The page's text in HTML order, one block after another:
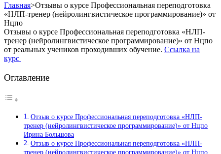
Главная>Отзывы о курсе Профессиональная переподготовка
«НЛП-тренер (нейролингвистическое программирование)» от
Нцпо
Отзывы о курсе Профессиональная переподготовка «НЛП-
тренер (нейролингвистическое программирование)» от Нцпо
от реальных учеников проходивших обучение. Ссылка на
курс
Оглавление
Отзыв о курсе Профессиональная переподготовка «НЛП-
тренер (нейролингвистическое программирование)» от Нцпо
Ирина Большова
Отзыв о курсе Профессиональная переподготовка «НЛП-
тренер (нейролингвистическое программирование)» от Нцпо